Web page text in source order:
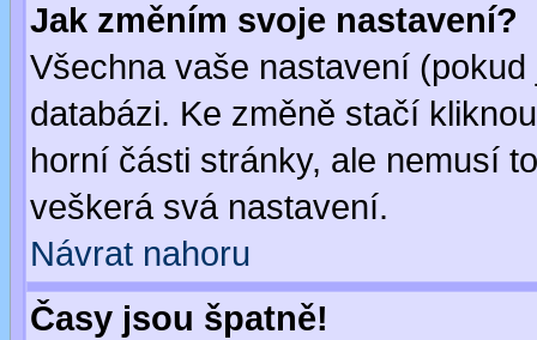
Jak změním svoje nastavení?
Všechna vaše nastavení
databázi. Ke změně stačí
horní části stránky, ale nemusí
veškerá svá nastavení.
Návrat nahoru
Časy jsou špatně!